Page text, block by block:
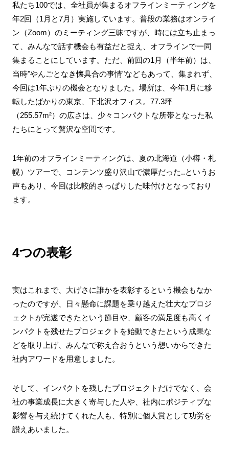
私たち100では、全社員が集まるオフラインミーティングを
年2回（1月と7月）実施しています。普段の業務はオンライ
ン（Zoom）のミーティング三昧ですが、時には立ち止まっ
て、みんなで話す機会も有益だと捉え、オフラインで一同
集まることにしています。ただ、前回の1月（半年前）は、
当時"やんごとなき懐具合の事情"などもあって、集まれず、
今回は1年ぶりの機会となりました。場所は、今年1月に移
転したばかりの東京、下北沢オフィス。 77.3坪
（255.57m²）の広さは、少々コンパクトな所帯となった私
たちにとって贅沢な空間です。
1年前のオフラインミーティングは、夏の北海道（小樽・札
幌）ツアーで、コンテンツ盛り沢山で濃厚だった..というお
声もあり、今回は比較的さっぱりした味付けとなっており
ます。
4つの表彰
実はこれまで、大げさに誰かを表彰するという機会もなか
ったのですが、日々懸命に課題を乗り越えた壮大なプロジ
ェクトが完遂できたという節目や、顧客の満足度も高くイ
ンパクトを残せたプロジェクトを始動できたという成果な
どを取り上げ、みんなで称え合おうという想いからできた
社内アワードを用意しました。
そして、インパクトを残したプロジェクトだけでなく、会
社の事業成長に大きく寄与した人や、社内にポジティブな
影響を与え続けてくれた人も、特別に個人賞として功労を
讃えあいました。